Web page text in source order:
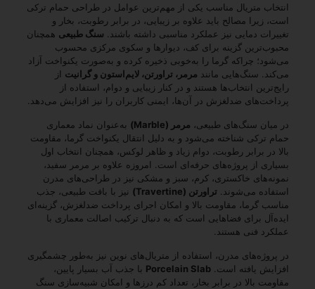
انتخاب متریال مناسب یکی از مهم‌ترین عوامل در طراحی حمام ترکی
است، زیرا مصالح باید علاوه بر زیبایی، در برابر رطوبت، بخار و
تغییرات دمایی نیز عملکرد مناسبی داشته باشند. سنگ طبیعی همچنان
محبوب‌ترین گزینه برای کف، دیوارها و سکوی مرکزی محسوب
می‌شود؛ چراکه گرما را به‌خوبی ذخیره کرده و به‌صورت یکنواخت آزاد
می‌کند. سنگ‌هایی مانند مرمر، تراورتن، لایم‌استون و گرانیت از
رایج‌ترین انتخاب‌ها هستند و در کنار زیبایی و دوام، استفاده از
پرداخت‌های ضدلغزش در آن‌ها، ایمنی کاربران را نیز افزایش می‌دهد.
در میان سنگ‌های طبیعی، مرمر (Marble)
به‌عنوان نماد معماری
حمام ترکی شناخته می‌شود و به دلیل انتقال یکنواخت گرما، مقاومت
بالا در برابر رطوبت، دوام زیاد و ظاهر لوکس، همچنان انتخاب اول
بسیاری از پروژه‌های حرفه‌ای است. امروزه علاوه بر مرمر سفید،
نمونه‌های خاکستری، کرم، سبز و مشکی نیز در طراحی‌های مدرن
استفاده می‌شوند. تراورتن (Travertine)
نیز با بافت طبیعی، جذب
مناسب گرما، مقاومت بالا و امکان اجرای پرداخت ضدلغزش، گزینه‌ای
ایده‌آل برای فضاهایی است که به دنبال ترکیب اصالت معماری با
عملکرد فنی هستند.
در پروژه‌های مدرن، استفاده از متریال‌های نوین نیز به‌طور چشمگیری
افزایش یافته است. Porcelain Slab با جذب آب بسیار پایین،
مقاومت بالا در برابر بخار، تعداد کم درزها و امکان شبیه‌سازی سنگ